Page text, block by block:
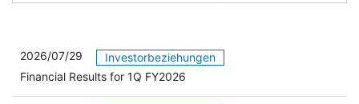
2026/07/29
Investorbeziehungen
Financial Results for 1Q FY2026